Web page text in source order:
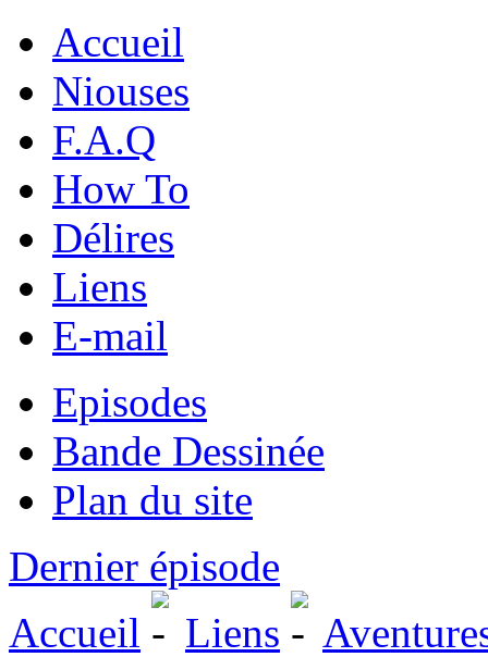
Accueil
Niouses
F.A.Q
How To
Délires
Liens
E-mail
Episodes
Bande Dessinée
Plan du site
Dernier épisode
Accueil
Liens